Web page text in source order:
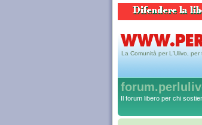
La Comunità per L'Ulivo,
Il forum libero per chi